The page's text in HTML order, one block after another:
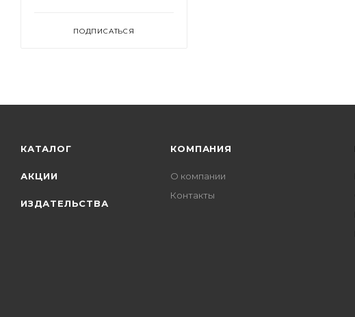
ПОДПИСАТЬСЯ
КАТАЛОГ
АКЦИИ
ИЗДАТЕЛЬСТВА
КОМПАНИЯ
О компании
Контакты